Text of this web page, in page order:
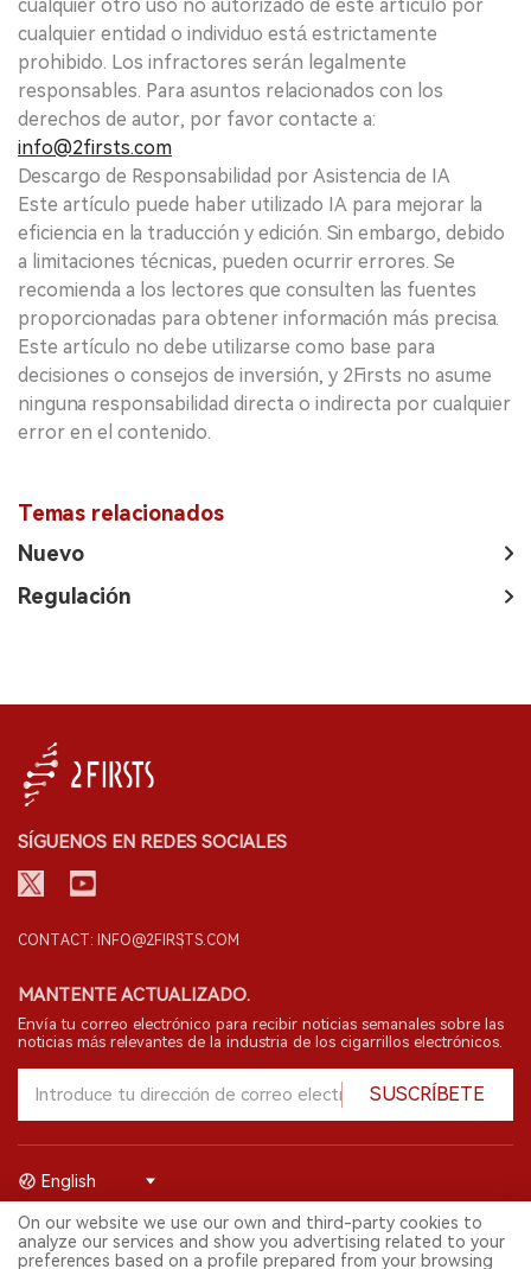
cualquier otro uso no autorizado de este artículo por
cualquier entidad o individuo está estrictamente
prohibido. Los infractores serán legalmente
responsables. Para asuntos relacionados con los
derechos de autor, por favor contacte a:
info@2firsts.com
Descargo de Responsabilidad por Asistencia de IA
Este artículo puede haber utilizado IA para mejorar la
eficiencia en la traducción y edición. Sin embargo, debido
a limitaciones técnicas, pueden ocurrir errores. Se
recomienda a los lectores que consulten las fuentes
proporcionadas para obtener información más precisa.
Este artículo no debe utilizarse como base para
decisiones o consejos de inversión, y 2Firsts no asume
ninguna responsabilidad directa o indirecta por cualquier
error en el contenido.
Temas relacionados
Nuevo
Regulación
SÍGUENOS EN REDES SOCIALES
CONTACT: INFO@2FIRSTS.COM
MANTENTE ACTUALIZADO.
Envía tu correo electrónico para recibir noticias semanales sobre las
noticias más relevantes de la industria de los cigarrillos electrónicos.
SUSCRÍBETE
© 2026 Shenzhen 2FIRSTS Technology Co.,Ltd. Todos los derechos
reservados.
English
On our website we use our own and third-party cookies to
analyze our services and show you advertising related to your
preferences based on a profile prepared from your browsing